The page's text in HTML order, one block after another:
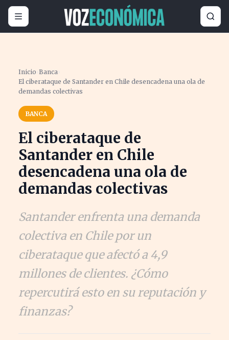
Inicio ›Banca›
El ciberataque de Santander en Chile desencadena una ola de
demandas colectivas
BANCA
El ciberataque de
Santander en Chile
desencadena una ola de
demandas colectivas
Santander enfrenta una demanda
colectiva en Chile por un
ciberataque que afectó a 4,9
millones de clientes. ¿Cómo
repercutirá esto en su reputación y
finanzas?